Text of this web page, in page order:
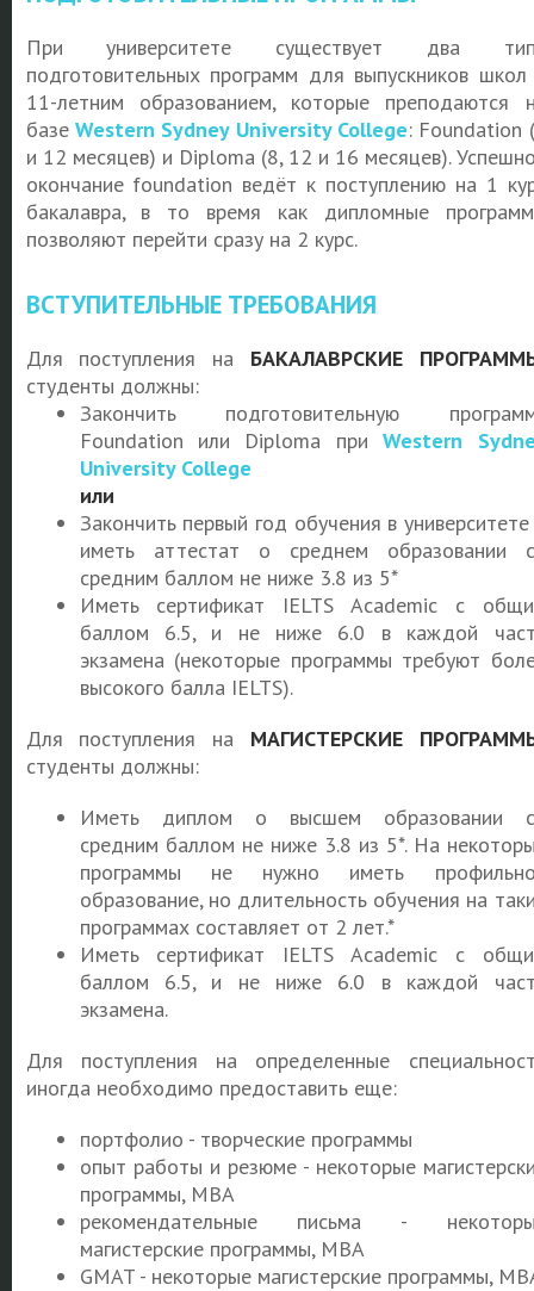
При университете существует два
подготовительных программ для выпускников
11-летним образованием, которые преподаются
базе Western Sydney University College: Foundation
и 12 месяцев) и Diploma (8, 12 и 16 месяцев).
окончание foundation ведёт к поступлению на 1
бакалавра, в то время как дипломные
позволяют перейти сразу на 2 курс.
ВСТУПИТЕЛЬНЫЕ ТРЕБОВАНИЯ
Для поступления на БАКАЛАВРСКИЕ
студенты должны:
Закончить подготовительную
Foundation или Diploma приWestern
University College
или
Закончить первый год обучения в
иметь аттестат о среднем образовании
средним баллом не ниже 3.8 из 5*
Иметь сертификат IELTS Academic с
баллом 6.5, и не ниже 6.0 в каждой
экзамена (некоторые программы требуют
высокого балла IELTS).
Для поступления на МАГИСТЕРСКИЕ
студенты должны:
Иметь диплом о высшем образовании
средним баллом не ниже 3.8 из 5*. На
программы не нужно иметь
образование, но длительность обучения на
программах составляет от 2 лет.*
Иметь сертификат IELTS Academic с
баллом 6.5, и не ниже 6.0 в каждой
экзамена.
Для поступления на определенные
иногда необходимо предоставить еще:
портфолио - творческие программы
опыт работы и резюме - некоторые
программы, MBA
рекомендательные письма -
магистерские программы, MBA
GMAT - некоторые магистерские программы,